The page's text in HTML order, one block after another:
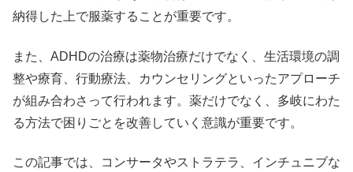
納得した上で服薬することが重要です。
また、ADHDの治療は薬物治療だけでなく、生活環境の調
整や療育、行動療法、カウンセリングといったアプローチ
が組み合わさって行われます。薬だけでなく、多岐にわた
る方法で困りごとを改善していく意識が重要です。
この記事では、コンサータやストラテラ、インチュニブな